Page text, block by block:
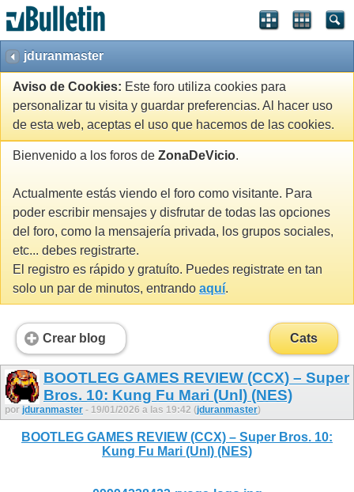
jduranmaster
Aviso de Cookies: Este foro utiliza cookies para
personalizar tu visita y guardar preferencias. Al hacer uso
de esta web, aceptas el uso que hacemos de las cookies.
Bienvenido a los foros de ZonaDeVicio.
Actualmente estás viendo el foro como visitante. Para
poder escribir mensajes y disfrutar de todas las opciones
del foro, como la mensajería privada, los grupos sociales,
etc... debes registrarte.
El registro es rápido y gratuíto. Puedes registrate en tan
solo un par de minutos, entrando aquí.
Crear blog Cats
BOOTLEG GAMES REVIEW (CCX) – Super
Bros. 10: Kung Fu Mari (Unl) (NES)
por jduranmaster - 19/01/2026 a las 19:42 (jduranmaster)
BOOTLEG GAMES REVIEW (CCX) – Super Bros. 10:
Kung Fu Mari (Unl) (NES)